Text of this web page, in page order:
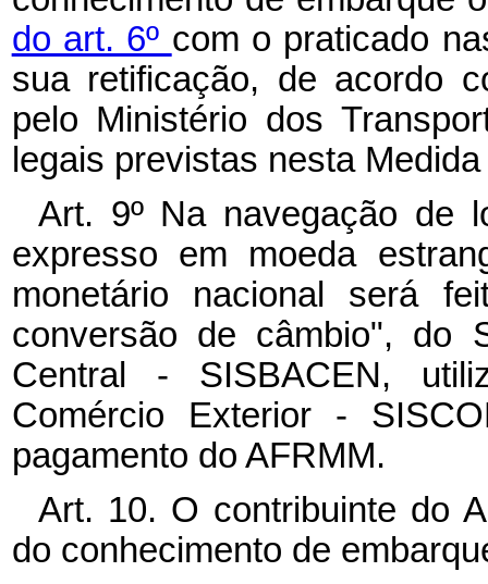
do art. 6º com o praticado
sua retificação, de acordo
pelo Ministério dos
legais previstas nesta
Art. 9º Na navegação de
expresso em moeda
monetário nacional será
conversão de câmbio", do
Central - SISBACEN,
Comércio Exterior -
pagamento do AFRMM.
Art. 10. O contribuinte do
do conhecimento de